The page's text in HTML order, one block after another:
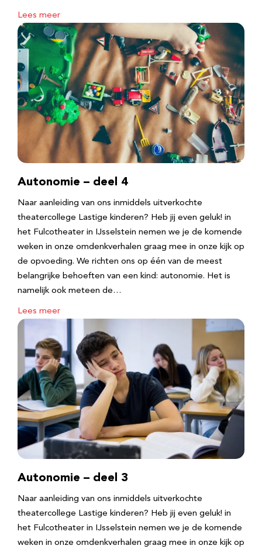
Lees meer
Autonomie – deel 4
Naar aanleiding van ons inmiddels uitverkochte
theatercollege Lastige kinderen? Heb jij even geluk! in
het Fulcotheater in IJsselstein nemen we je de komende
weken in onze omdenkverhalen graag mee in onze kijk op
de opvoeding. We richten ons op één van de meest
belangrijke behoeften van een kind: autonomie. Het is
namelijk ook meteen de…
Lees meer
Autonomie – deel 3
Naar aanleiding van ons inmiddels uitverkochte
theatercollege Lastige kinderen? Heb jij even geluk! in
het Fulcotheater in IJsselstein nemen we je de komende
weken in onze omdenkverhalen graag mee in onze kijk op